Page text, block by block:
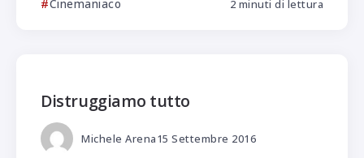
Cinemaniaco 2 minuti di lettura
Distruggiamo tutto
Michele Arena15 Settembre 2016